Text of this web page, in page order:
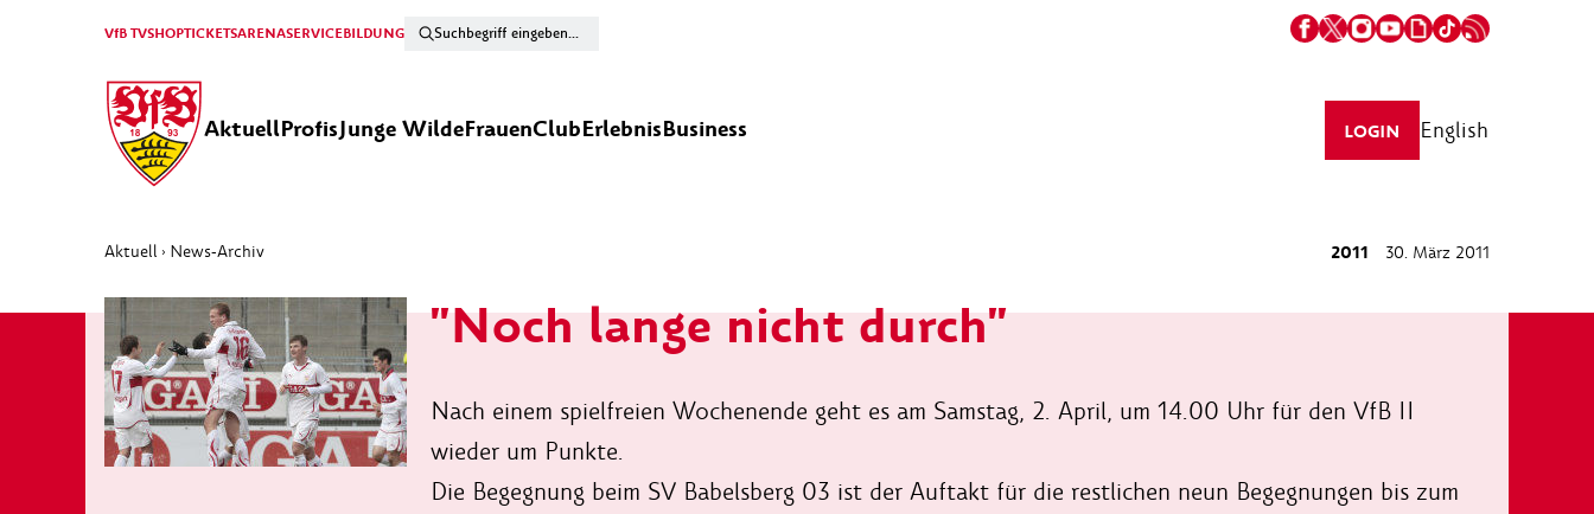
VfB TVSHOPTICKETSARENASERVICEBILDUNG
AktuellProfisJunge WildeFrauenClubErlebnisBusiness LOGIN English
Aktuell › News-Archiv 2011 30. März 2011
"Noch lange nicht durch"
Nach einem spielfreien Wochenende geht es am Samstag, 2. April, um 14.00 Uhr für den VfB II
wieder um Punkte.
Die Begegnung beim SV Babelsberg 03 ist der Auftakt für die restlichen neun Begegnungen bis zum